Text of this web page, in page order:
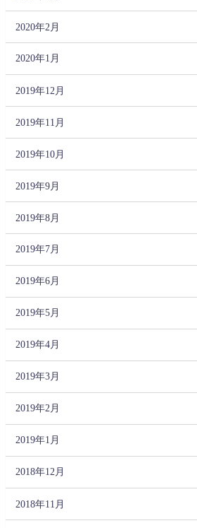
2020年2月
2020年1月
2019年12月
2019年11月
2019年10月
2019年9月
2019年8月
2019年7月
2019年6月
2019年5月
2019年4月
2019年3月
2019年2月
2019年1月
2018年12月
2018年11月